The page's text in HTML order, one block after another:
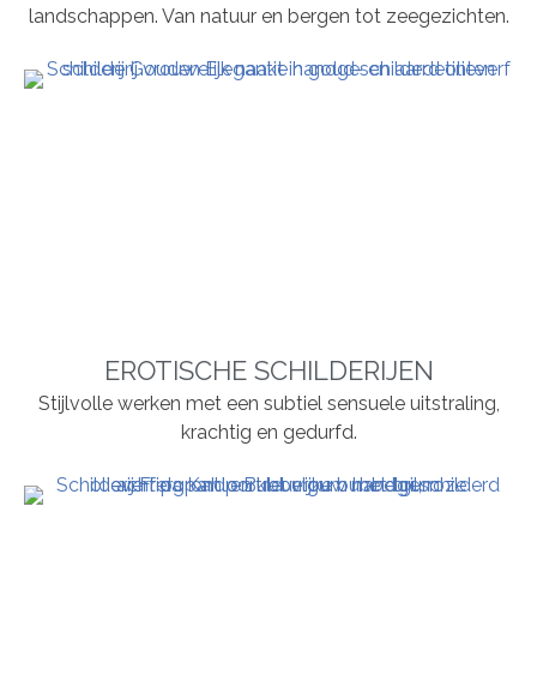
landschappen. Van natuur en bergen tot zeegezichten.
EROTISCHE SCHILDERIJEN
Stijlvolle werken met een subtiel sensuele uitstraling,
krachtig en gedurfd.